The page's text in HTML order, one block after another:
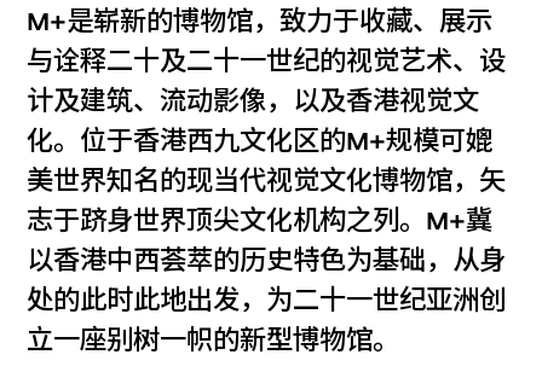
M+是崭新的博物馆，致力于收藏、展示
与诠释二十及二十一世纪的视觉艺术、设
计及建筑、流动影像，以及香港视觉文
化。位于香港西九文化区的M+规模可媲
美世界知名的现当代视觉文化博物馆，矢
志于跻身世界顶尖文化机构之列。M+冀
以香港中西荟萃的历史特色为基础，从身
处的此时此地出发，为二十一世纪亚洲创
立一座别树一帜的新型博物馆。